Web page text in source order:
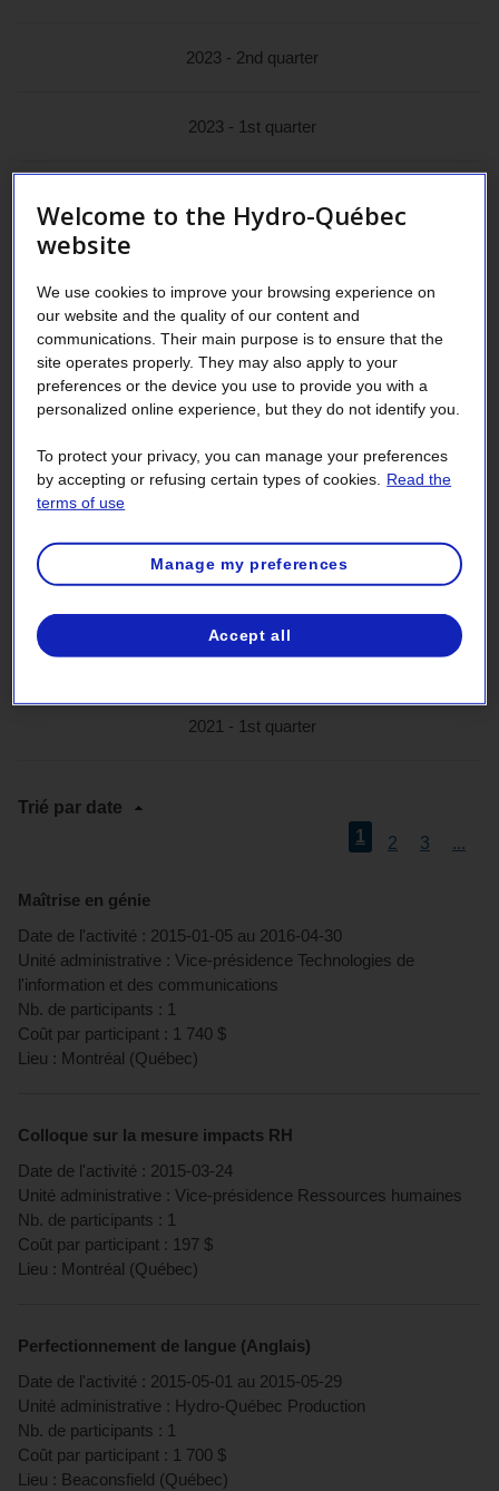
2023 - 2nd quarter
2023 - 1st quarter
2022 - 4th quarter
2022 - 3rd quarter
2022 - 2nd quarter
2021 - 3rd quarter
2021 - 2nd quarter
2021 - 1st quarter
Trié par date
1
2 3 ...
Maîtrise en génie
Date de l'activité : 2015-01-05 au 2016-04-30
Unité administrative : Vice-présidence Technologies de
l'information et des communications
Nb. de participants : 1
Coût par participant : 1 740 $
Lieu : Montréal (Québec)
Colloque sur la mesure impacts RH
Date de l'activité : 2015-03-24
Unité administrative : Vice-présidence Ressources humaines
Nb. de participants : 1
Coût par participant : 197 $
Lieu : Montréal (Québec)
Perfectionnement de langue (Anglais)
Date de l'activité : 2015-05-01 au 2015-05-29
Unité administrative : Hydro-Québec Production
Nb. de participants : 1
Coût par participant : 1 700 $
Lieu : Beaconsfield (Québec)
Welcome to the Hydro-Québec
website
We use cookies to improve your browsing experience on
our website and the quality of our content and
communications. Their main purpose is to ensure that the
site operates properly. They may also apply to your
preferences or the device you use to provide you with a
personalized online experience, but they do not identify you.
To protect your privacy, you can manage your preferences
by accepting or refusing certain types of cookies. Read the
terms of use
Manage my preferences
Accept all